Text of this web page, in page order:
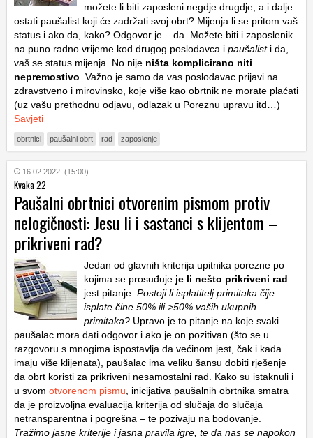
možete li biti zaposleni negdje drugdje, a i dalje
ostati paušalist koji će zadržati svoj obrt? Mijenja li se pritom vaš
status i ako da, kako? Odgovor je – da. Možete biti i zaposlenik
na puno radno vrijeme kod drugog poslodavca i paušalisti da,
vaš se status mijenja. No nije ništa komplicirano niti
nepremostivo . Važno je samo da vas poslodavac prijavi na
zdravstveno i mirovinsko, koje više kao obrtnik ne morate plaćati
(uz vašu prethodnu odjavu, odlazak u Poreznu upravu itd…)
Savjeti
obrtnici paušalni obrt rad zaposlenje
16.02.2022. (15:00)
Kvaka 22
Paušalni obrtnici otvorenim pismom protiv
nelogičnosti: Jesu li i sastanci s klijentom –
prikriveni rad?
Jedan od glavnih kriterija upitnika porezne po
kojima se prosuđuje je li nešto prikriveni rad
jest pitanje: Postoji li isplatitelj primitaka čije
isplate čine 50% ili >50% vaših ukupnih
primitaka? Upravo je to pitanje na koje svaki
paušalac mora dati odgovor i ako je on pozitivan (što se u
razgovoru s mnogima ispostavlja da većinom jest, čak i kada
imaju više klijenata), paušalac ima veliku šansu dobiti rješenje
da obrt koristi za prikriveni nesamostalni rad. Kako su istaknuli i
u svom otvorenom pismu , inicijativa paušalnih obrtnika smatra
da je proizvoljna evaluacija kriterija od slučaja do slučaja
netransparentna i pogrešna – te pozivaju na bodovanje.
Tražimo jasne kriterije i jasna pravila igre, te da nas se napokon